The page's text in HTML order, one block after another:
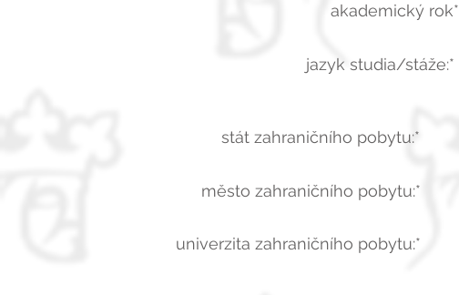
akademický rok*
jazyk studia/stáže:*
stát zahraničního pobytu:*
město zahraničního pobytu:*
univerzita zahraničního pobytu:*